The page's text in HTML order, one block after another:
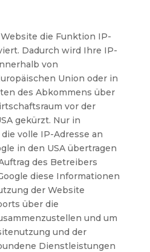
die Funktion IP-
Dadurch wird Ihre IP-
von
Union oder in
des Abkommens über
vor der
gekürzt. Nur in
volle IP-Adresse an
in den USA übertragen
des Betreibers
diese Informationen
der Website
über die
und um
und der
Dienstleistungen